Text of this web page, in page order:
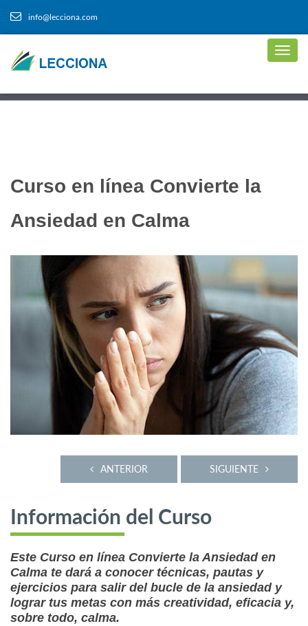
info@lecciona.com
Curso en línea Convierte la
Ansiedad en Calma
SIGUIENTE
ANTERIOR
Información del Curso
Este Curso en línea Convierte la Ansiedad en
Calma te dará a conocer técnicas, pautas y
ejercicios para salir del bucle de la ansiedad y
lograr tus metas con más creatividad, eficacia y,
sobre todo, calma.